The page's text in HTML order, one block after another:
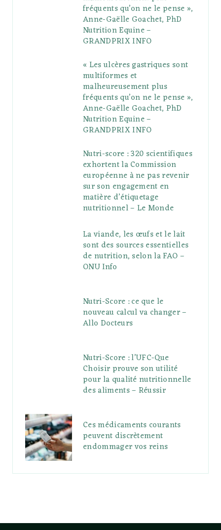
l
s
a
m
s
fréquents qu’on ne le pense »,
Anne-Gaëlle Goachet, PhD
Nutrition Equine –
GRANDPRIX INFO
« Les ulcères gastriques sont
multiformes et
malheureusement plus
fréquents qu’on ne le pense »,
Anne-Gaëlle Goachet, PhD
Nutrition Equine –
GRANDPRIX INFO
Nutri-score : 320 scientifiques
exhortent la Commission
européenne à ne pas revenir
sur son engagement en
matière d’étiquetage
nutritionnel – Le Monde
La viande, les œufs et le lait
sont des sources essentielles
de nutrition, selon la FAO –
ONU Info
Nutri-Score : ce que le
nouveau calcul va changer –
Allo Docteurs
Nutri-Score : l’UFC-Que
Choisir prouve son utilité
pour la qualité nutritionnelle
des aliments – Réussir
Ces médicaments courants
peuvent discrètement
endommager vos reins